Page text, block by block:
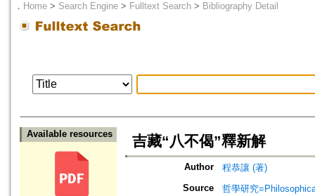
． Home > Search Engine > Fulltext Search > Bibliography Detail
Available resources 吉藏“八不偈”釋新解
Author
程恭讓 (著)
Source
哲學研究